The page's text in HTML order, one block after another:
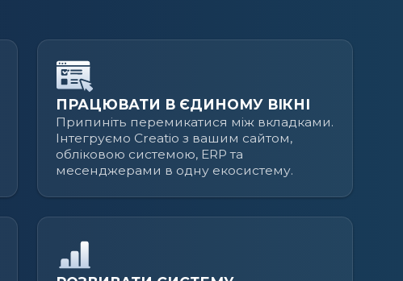
ПРАЦЮВАТИ В ЄДИНОМУ ВІКНІ
Припиніть перемикатися між вкладками.
Інтегруємо Creatio з вашим сайтом,
обліковою системою, ERP та
месенджерами в одну екосистему.